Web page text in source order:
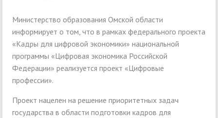
Министерство образования Омской области
информирует о том, что в рамках федерального проекта
«Кадры для цифровой экономики» национальной
программы «Цифровая экономика Российской
Федерации» реализуется проект «Цифровые
профессии».
Проект нацелен на решение приоритетных задач
государства в области подготовки кадров для